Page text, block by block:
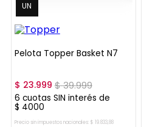
UN
Pelota Topper Basket N7
$ 23.999 $39.999
6 cuotas SIN interés de
$ 4000
Precio sin impuestos nacionales: $ 19.833,88